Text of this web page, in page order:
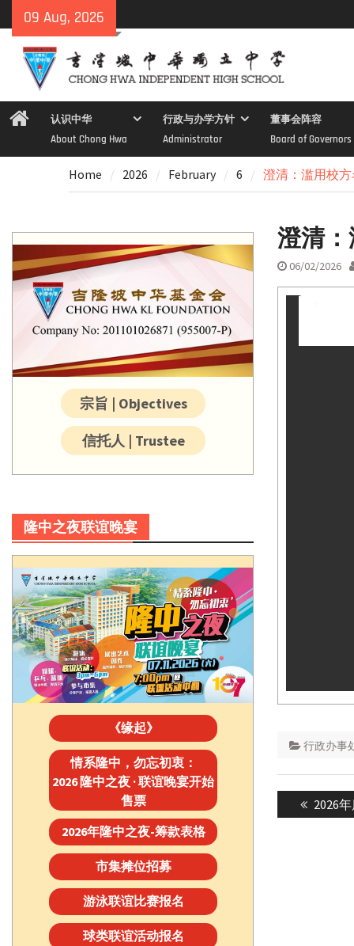
to
content
09 Aug, 2026
Home认识中华
About Chong Hwa
行政与办学方针
Administrator
董事会阵容
Board of Governors
Home 2026 February 6 澄清：滥用校
澄清
06/02/2026
行政办事
Post
post:
2026
宗旨 | Objectives
信托人 | Trustee
隆中之夜联谊晚宴
《缘起》
情系隆中，勿忘初衷：
2026 隆中之夜 · 联谊晚宴开始
售票
2026年隆中之夜-筹款表格
市集摊位招募
游泳联谊比赛报名
球类联谊活动报名